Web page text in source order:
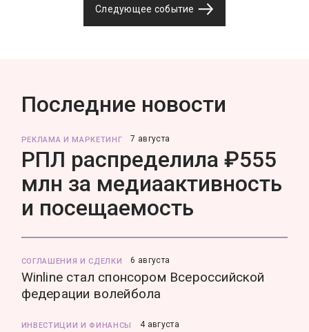
Следующее событие
Последние новости
РЕКЛАМА И МАРКЕТИНГ 7 августа
РПЛ распределила ₽555
млн за медиаактивность
и посещаемость
СОГЛАШЕНИЯ И СДЕЛКИ 6 августа
Winline стал спонсором Всероссийской
федерации волейбола
ИНВЕСТИЦИИ И ФИНАНСЫ 4 августа